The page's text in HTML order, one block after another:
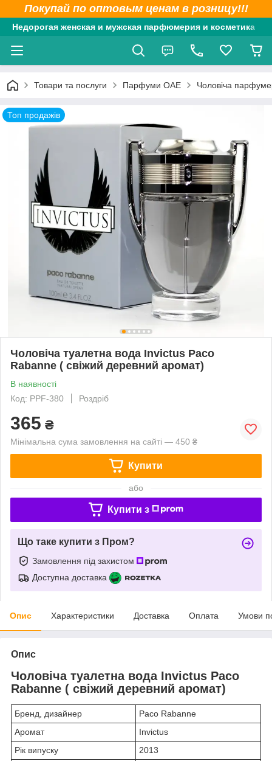
Покупай по оптовым ценам в розницу!!!
Недорогая женская и мужская парфюмерия и косметика
Товари та послуги Парфуми ОАЕ Чоловіча
Топ продажів
Чоловіча туалетна вода Invictus Paco
Rabanne ( свіжий деревний аромат)
В наявності
Код: PPF-380
Роздріб
365 ₴
Мінімальна сума замовлення на сайті — 450 ₴
Купити
або
Купити з
Що таке купити з Пром?
Замовлення під захистом
Доступна доставка
Опис Характеристики Доставка Оплата Умови
Опис
Чоловіча туалетна вода Invictus Paco
Rabanne ( свіжий деревний аромат)
Бренд, дизайнер
Paco Rabanne
Аромат
Invictus
Рік випуску
2013